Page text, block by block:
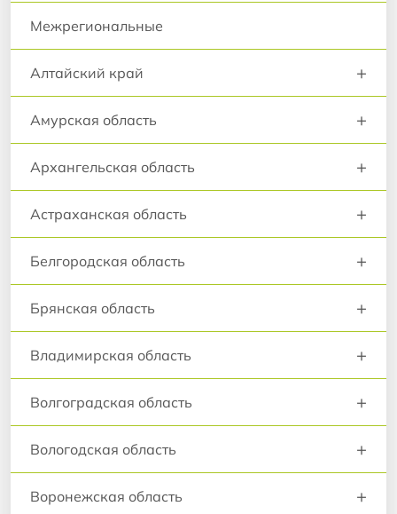
Межрегиональные
Алтайский край +
Амурская область +
Архангельская область +
Астраханская область +
Белгородская область +
Брянская область +
Владимирская область +
Волгоградская область +
Вологодская область +
Воронежская область +